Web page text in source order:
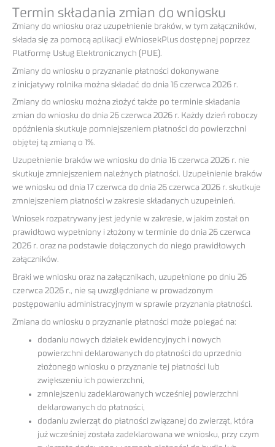
Termin składania zmian do wniosku
Zmiany do wniosku oraz uzupełnienie braków, w tym załączników,
składa się za pomocą aplikacji eWniosekPlus dostępnej poprzez
Platformę Usług Elektronicznych (PUE).
Zmiany do wniosku o przyznanie płatności dokonywane
z inicjatywy rolnika można składać do dnia 16 czerwca 2026 r.
Zmiany do wniosku można złożyć także po terminie składania
zmian do wniosku do dnia 26 czerwca 2026 r. Każdy dzień roboczy
opóźnienia skutkuje pomniejszeniem płatności do powierzchni
objętej tą zmianą o 1%.
Uzupełnienie braków we wniosku do dnia 16 czerwca 2026 r. nie
skutkuje zmniejszeniem należnych płatności. Uzupełnienie braków
we wniosku od dnia 17 czerwca do dnia 26 czerwca 2026 r. skutkuje
zmniejszeniem płatności w zakresie składanych uzupełnień.
Wniosek rozpatrywany jest jedynie w zakresie, w jakim został on
prawidłowo wypełniony i złożony w terminie do dnia 26 czerwca
2026 r. oraz na podstawie dołączonych do niego prawidłowych
załączników.
Braki we wniosku oraz na załącznikach, uzupełnione po dniu 26
czerwca 2026 r., nie są uwzględniane w prowadzonym
postępowaniu administracyjnym w sprawie przyznania płatności.
Zmiana do wniosku o przyznanie płatności może polegać na:
dodaniu nowych działek ewidencyjnych i nowych
powierzchni deklarowanych do płatności do uprzednio
złożonego wniosku o przyznanie tej płatności lub
zwiększeniu ich powierzchni,
zmniejszeniu zadeklarowanych wcześniej powierzchni
deklarowanych do płatności,
dodaniu zwierząt do płatności związanej do zwierząt, która
już wcześniej została zadeklarowana we wniosku, przy czym